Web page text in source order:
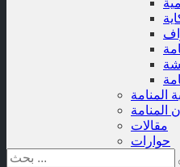
المنامة
المنامة
مقالات
حوارات